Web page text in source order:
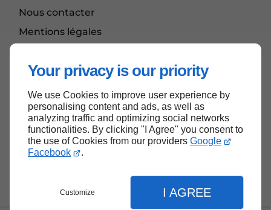
Your privacy is our priority
We use Cookies to improve user experience by
personalising content and ads, as well as
analyzing traffic and optimizing social networks
functionalities. By clicking "I Agree" you consent to
the use of Cookies from our providers Google
Facebook
.
Customize I AGREE
Nous contacter
Mentions légales
Haut de page